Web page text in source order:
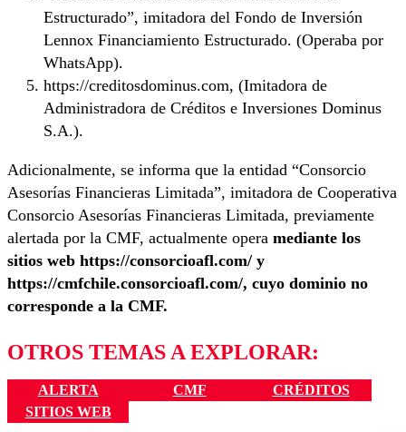
Estructurado”, imitadora del Fondo de Inversión
Lennox Financiamiento Estructurado. (Operaba por
WhatsApp).
https://creditosdominus.com, (Imitadora de
Administradora de Créditos e Inversiones Dominus
S.A.).
Adicionalmente, se informa que la entidad “Consorcio
Asesorías Financieras Limitada”, imitadora de Cooperativa
Consorcio Asesorías Financieras Limitada, previamente
alertada por la CMF, actualmente opera mediante los
sitios web https://consorcioafl.com/ y
https://cmfchile.consorcioafl.com/, cuyo dominio no
corresponde a la CMF.
OTROS TEMAS A EXPLORAR:
ALERTA CMF
CRÉDITOS
SITIOS WEB